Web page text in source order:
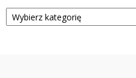
Kategorie